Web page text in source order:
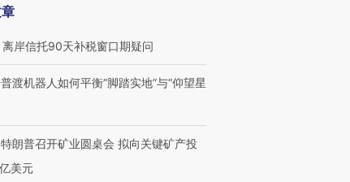
离岸信托90天补税窗口期疑问
普渡机器人如何平衡“脚踏实地”与“仰望星
特朗普召开矿业圆桌会 拟向关键矿产投
美元